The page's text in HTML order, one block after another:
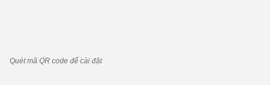
Quét mã QR code để cài đặt